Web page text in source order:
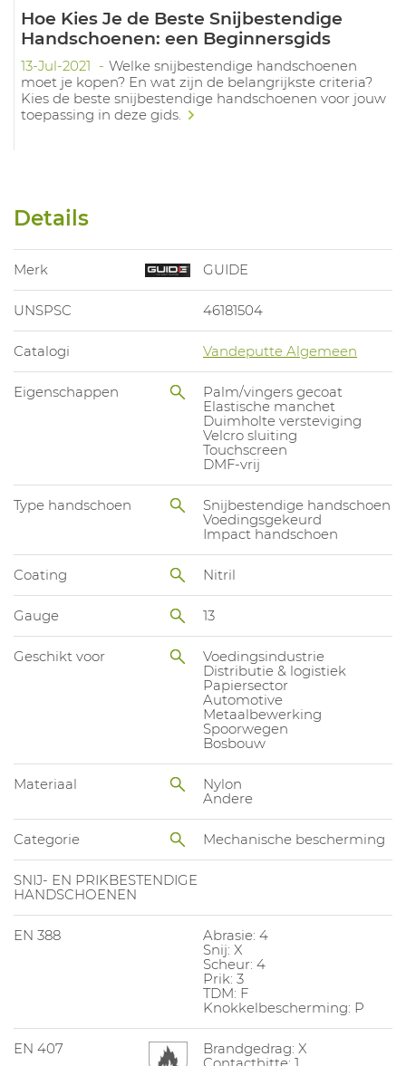
Hoe Kies Je de Beste Snijbestendige
Handschoenen: een Beginnersgids
13-Jul-2021
Welke snijbestendige handschoenen
moet je kopen? En wat zijn de belangrijkste criteria?
Kies de beste snijbestendige handschoenen voor jouw
toepassing in deze gids.
Details
Merk GUIDE
UNSPSC 46181504
Catalogi Vandeputte Algemeen
Eigenschappen
Palm/vingers gecoat
Elastische manchet
Duimholte versteviging
Velcro sluiting
Touchscreen
DMF-vrij
Type handschoen
Snijbestendige handschoen
Voedingsgekeurd
Impact handschoen
Coating Nitril
Gauge 13
Geschikt voor
Voedingsindustrie
Distributie & logistiek
Papiersector
Automotive
Metaalbewerking
Spoorwegen
Bosbouw
Materiaal
Nylon
Andere
Categorie Mechanische bescherming
SNIJ- EN PRIKBESTENDIGE
HANDSCHOENEN
EN 388
Abrasie: 4
Snij: X
Scheur: 4
Prik: 3
TDM: F
Knokkelbescherming: P
EN 407
Brandgedrag: X